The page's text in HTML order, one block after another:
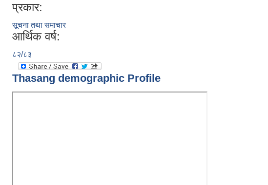
प्रकार:
सूचना तथा समाचार
आर्थिक वर्ष:
८२/८३
Thasang demographic Profile